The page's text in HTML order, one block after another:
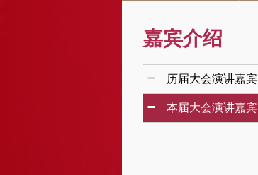
嘉宾介绍
- 历届大会演讲嘉宾
- 本届大会演讲嘉宾